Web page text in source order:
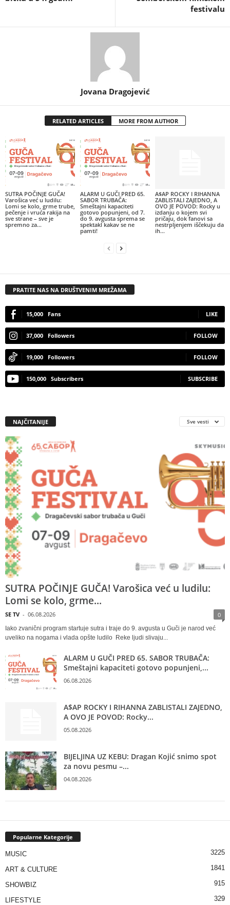
festivalu
Jovana Dragojević
RELATED ARTICLES MORE FROM AUTHOR
SUTRA POČINJE GUČA!
Varošica već u ludilu:
Lomi se kolo, grme trube,
pečenje i vruća rakija na
sve strane – sve je
spremno za...
ALARM U GUČI PRED 65.
SABOR TRUBAČA:
Smeštajni kapaciteti
gotovo popunjeni, od 7.
do 9. avgusta sprema se
spektakl kakav se ne
pamti!
A$AP ROCKY I RIHANNA
ZABLISTALI ZAJEDNO, A
OVO JE POVOD: Rocky u
izdanju o kojem svi
pričaju, dok fanovi sa
nestrpljenjem iščekuju da
ih...
PRATITE NAS NA DRUŠTVENIM MREŽAMA
15,000 Fans LIKE
37,000 Followers FOLLOW
19,000 Followers FOLLOW
150,000 Subscribers SUBSCRIBE
NAJČITANIJE Sve vesti
SUTRA POČINJE GUČA! Varošica već u ludilu:
Lomi se kolo, grme...
SE TV - 06.08.2026 0
Iako zvanični program startuje sutra i traje do 9. avgusta u Guči je narod već
uveliko na nogama i vlada opšte ludilo Reke ljudi slivaju...
ALARM U GUČI PRED 65. SABOR TRUBAČA:
Smeštajni kapaciteti gotovo popunjeni,...
06.08.2026
A$AP ROCKY I RIHANNA ZABLISTALI ZAJEDNO,
A OVO JE POVOD: Rocky...
05.08.2026
BIJELJINA UZ KEBU: Dragan Kojić snimo spot
za novu pesmu –...
04.08.2026
Popularne Kategorije
MUSIC 3225
ART & CULTURE 1841
SHOWBIZ 915
LIFESTYLE 329